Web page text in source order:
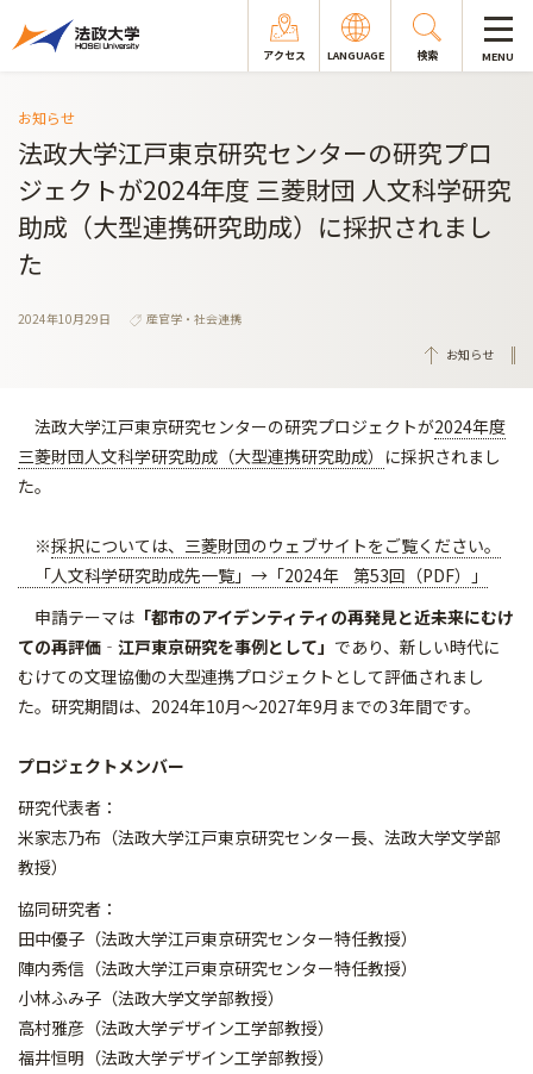
アクセス LANGUAGE 検索 MENU
お知らせ
法政大学江戸東京研究センターの研究プロ
ジェクトが2024年度 三菱財団 人文科学研究
助成（大型連携研究助成）に採択されまし
た
2024年10月29日
産官学・社会連携
お知らせ
法政大学江戸東京研究センターの研究プロジェクトが2024年度
三菱財団人文科学研究助成（大型連携研究助成） に採択されまし
た。
※採択については、三菱財団のウェブサイトをご覧ください。
「人文科学研究助成先一覧」→「2024年 第53回（PDF）」
申請テーマは 「都市のアイデンティティの再発見と近未来にむけ
ての再評価‐江戸東京研究を事例として」 であり、新しい時代に
むけての文理協働の大型連携プロジェクトとして評価されまし
た。研究期間は、2024年10月～2027年9月までの3年間です。
プロジェクトメンバー
研究代表者：
米家志乃布（法政大学江戸東京研究センター長、法政大学文学部
教授）
協同研究者：
田中優子（法政大学江戸東京研究センター特任教授）
陣内秀信（法政大学江戸東京研究センター特任教授）
小林ふみ子（法政大学文学部教授）
高村雅彦（法政大学デザイン工学部教授）
福井恒明（法政大学デザイン工学部教授）